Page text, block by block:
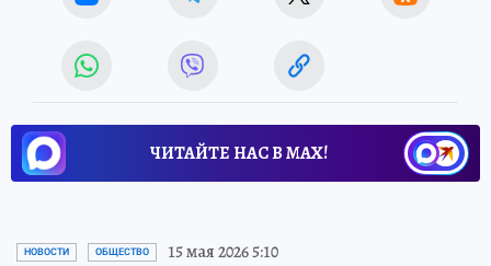
ЧИТАЙТЕ НАС В МАХ!
НОВОСТИ ОБЩЕСТВО 15 мая 2026 5:10